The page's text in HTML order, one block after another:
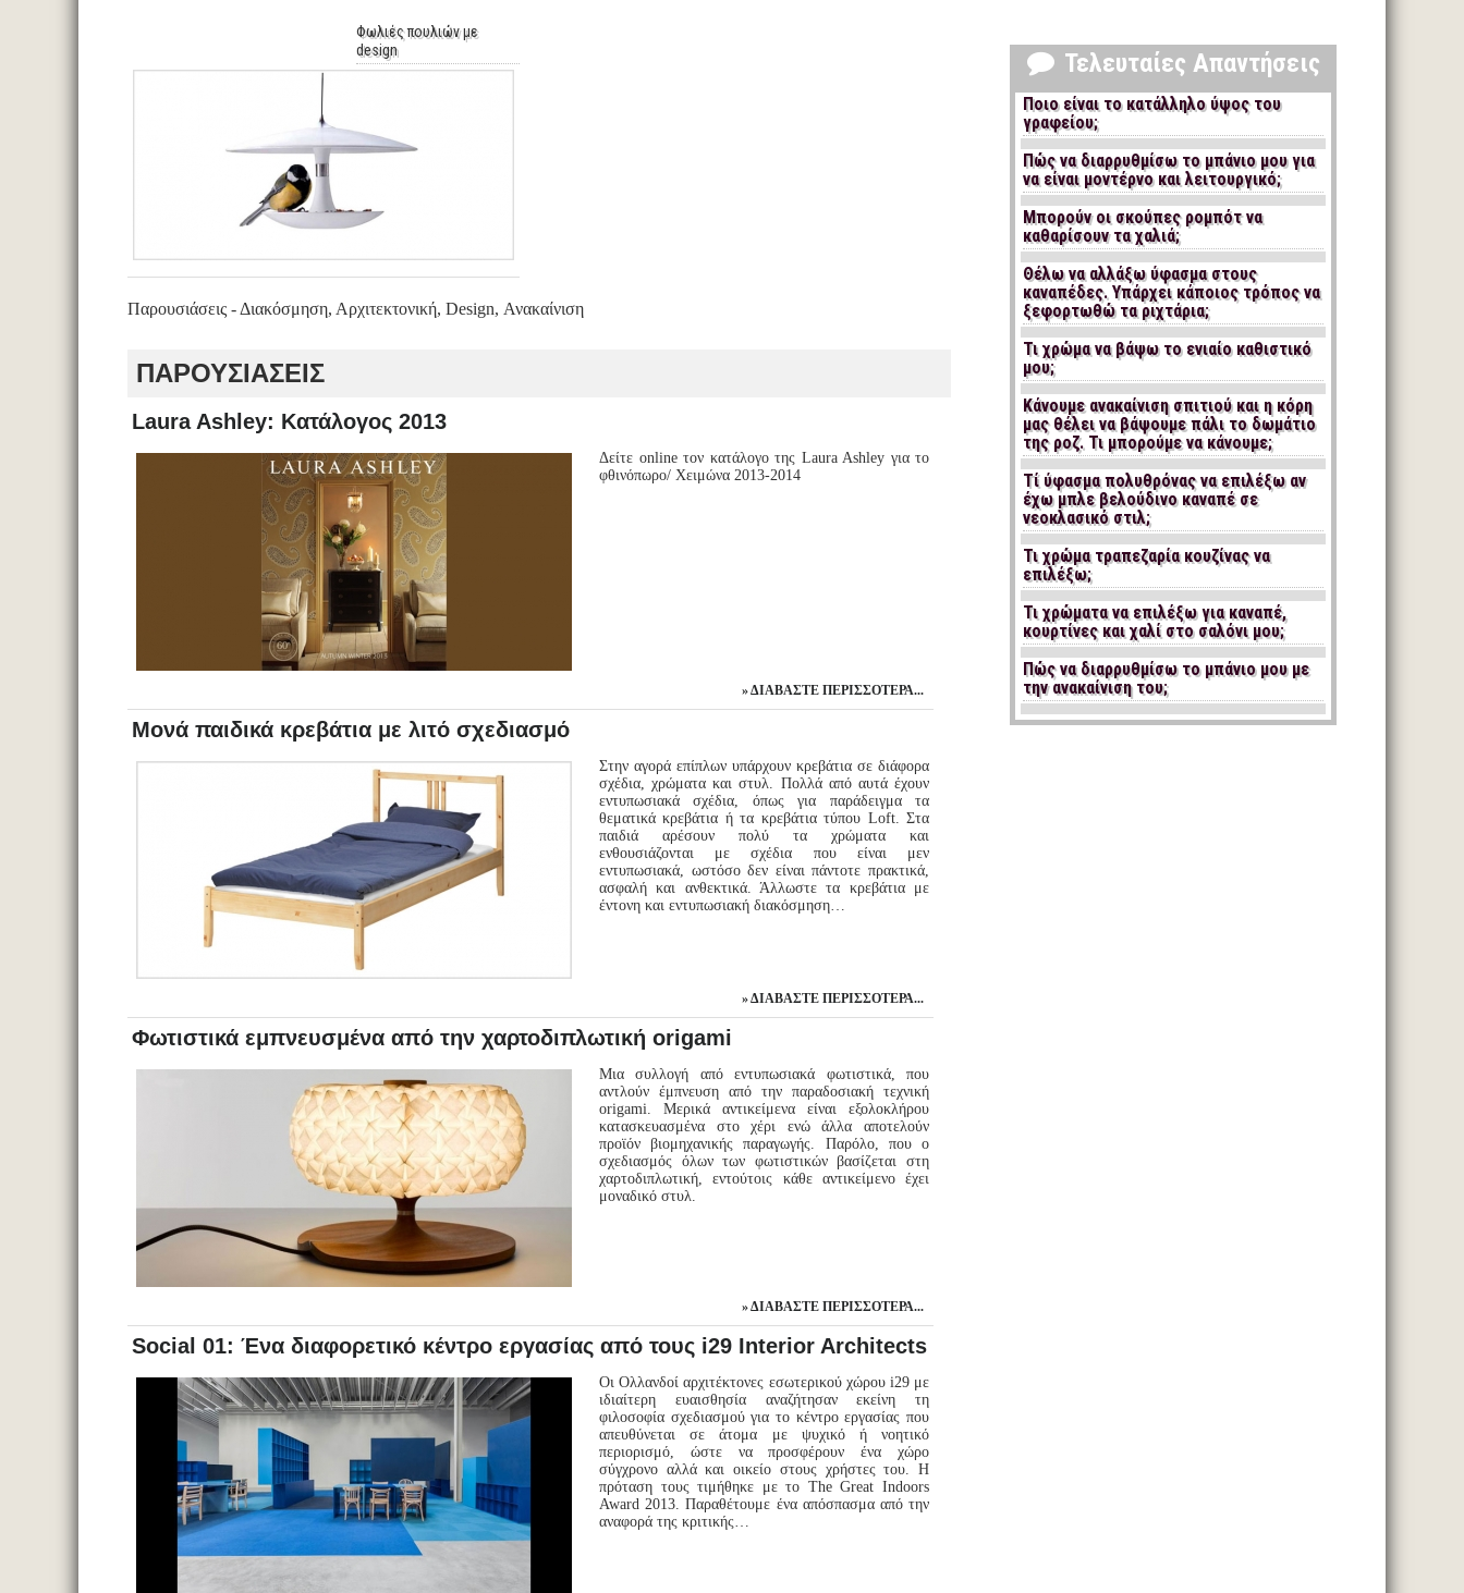
Φωλιές πουλιών με
design
Παρουσιάσεις - Διακόσμηση, Αρχιτεκτονική, Design, Ανακαίνιση
ΠΑΡΟΥΣΙΑΣΕΙΣ
Laura Ashley: Κατάλογος 2013
Δείτε online τον κατάλογο της Laura Ashley για το
φθινόπωρο/ Χειμώνα 2013-2014
ΔΙΑΒΆΣΤΕ ΠΕΡΙΣΣΌΤΕΡΑ...
Μονά παιδικά κρεβάτια με λιτό σχεδιασμό
Στην αγορά επίπλων υπάρχουν κρεβάτια σε διάφορα
σχέδια, χρώματα και στυλ. Πολλά από αυτά έχουν
εντυπωσιακά σχέδια, όπως για παράδειγμα τα
θεματικά κρεβάτια ή τα κρεβάτια τύπου Loft. Στα
παιδιά αρέσουν πολύ τα χρώματα και
ενθουσιάζονται με σχέδια που είναι μεν
εντυπωσιακά, ωστόσο δεν είναι πάντοτε πρακτικά,
ασφαλή και ανθεκτικά. Άλλωστε τα κρεβάτια με
έντονη και εντυπωσιακή διακόσμηση…
ΔΙΑΒΆΣΤΕ ΠΕΡΙΣΣΌΤΕΡΑ...
Φωτιστικά εμπνευσμένα από την χαρτοδιπλωτική origami
Μια συλλογή από εντυπωσιακά φωτιστικά, που
αντλούν έμπνευση από την παραδοσιακή τεχνική
origami. Μερικά αντικείμενα είναι εξολοκλήρου
κατασκευασμένα στο χέρι ενώ άλλα αποτελούν
προϊόν βιομηχανικής παραγωγής. Παρόλο, που ο
σχεδιασμός όλων των φωτιστικών βασίζεται στη
χαρτοδιπλωτική, εντούτοις κάθε αντικείμενο έχει
μοναδικό στυλ.
ΔΙΑΒΆΣΤΕ ΠΕΡΙΣΣΌΤΕΡΑ...
Social 01: Ένα διαφορετικό κέντρο εργασίας από τους i29 Interior Architects
Οι Ολλανδοί αρχιτέκτονες εσωτερικού χώρου i29 με
ιδιαίτερη ευαισθησία αναζήτησαν εκείνη τη
φιλοσοφία σχεδιασμού για το κέντρο εργασίας που
απευθύνεται σε άτομα με ψυχικό ή νοητικό
περιορισμό, ώστε να προσφέρουν ένα χώρο
σύγχρονο αλλά και οικείο στους χρήστες του. Η
πρόταση τους τιμήθηκε με το The Great Indoors
Award 2013. Παραθέτουμε ένα απόσπασμα από την
αναφορά της κριτικής…
Τελευταίες Απαντήσεις
Ποιο είναι το κατάλληλο ύψος του
γραφείου;
Πώς να διαρρυθμίσω το μπάνιο μου για
να είναι μοντέρνο και λειτουργικό;
Μπορούν οι σκούπες ρομπότ να
καθαρίσουν τα χαλιά;
Θέλω να αλλάξω ύφασμα στους
καναπέδες. Υπάρχει κάποιος τρόπος να
ξεφορτωθώ τα ριχτάρια;
Τι χρώμα να βάψω το ενιαίο καθιστικό
μου;
Κάνουμε ανακαίνιση σπιτιού και η κόρη
μας θέλει να βάψουμε πάλι το δωμάτιο
της ροζ. Τι μπορούμε να κάνουμε;
Τί ύφασμα πολυθρόνας να επιλέξω αν
έχω μπλε βελούδινο καναπέ σε
νεοκλασικό στιλ;
Τι χρώμα τραπεζαρία κουζίνας να
επιλέξω;
Τι χρώματα να επιλέξω για καναπέ,
κουρτίνες και χαλί στο σαλόνι μου;
Πώς να διαρρυθμίσω το μπάνιο μου με
την ανακαίνιση του;